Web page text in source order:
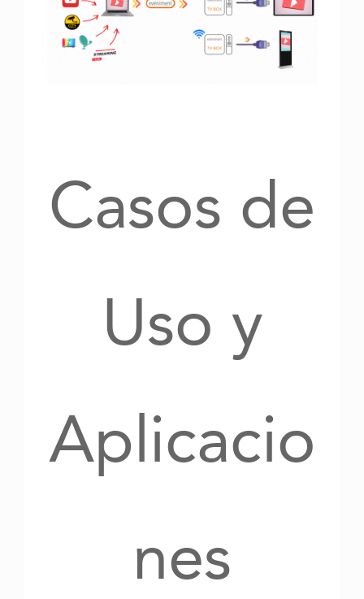
Casos de
Uso y
Aplicacio
nes